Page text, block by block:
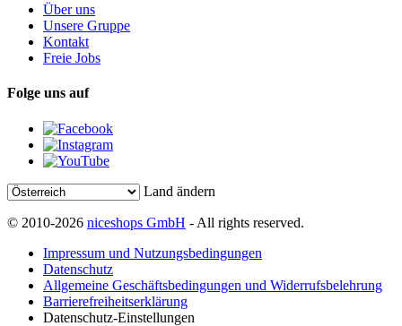
Über uns
Unsere Gruppe
Kontakt
Freie Jobs
Folge uns auf
Land ändern
© 2010-2026 niceshops GmbH - All rights reserved.
Impressum und Nutzungsbedingungen
Datenschutz
Allgemeine Geschäftsbedingungen und Widerrufsbelehrung
Barrierefreiheitserklärung
Datenschutz-Einstellungen